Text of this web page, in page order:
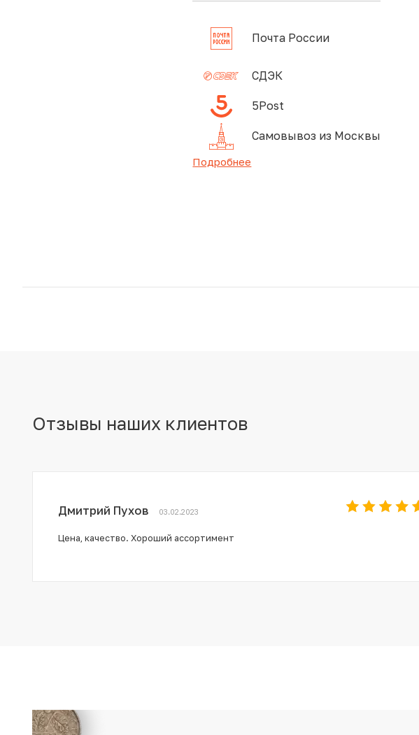
Почта России
СДЭК
5Post
Самовывоз из Москвы
Подробнее
Отзывы наших клиентов
Дмитрий Пухов 03.02.2023
Цена, качество. Хороший ассортимент